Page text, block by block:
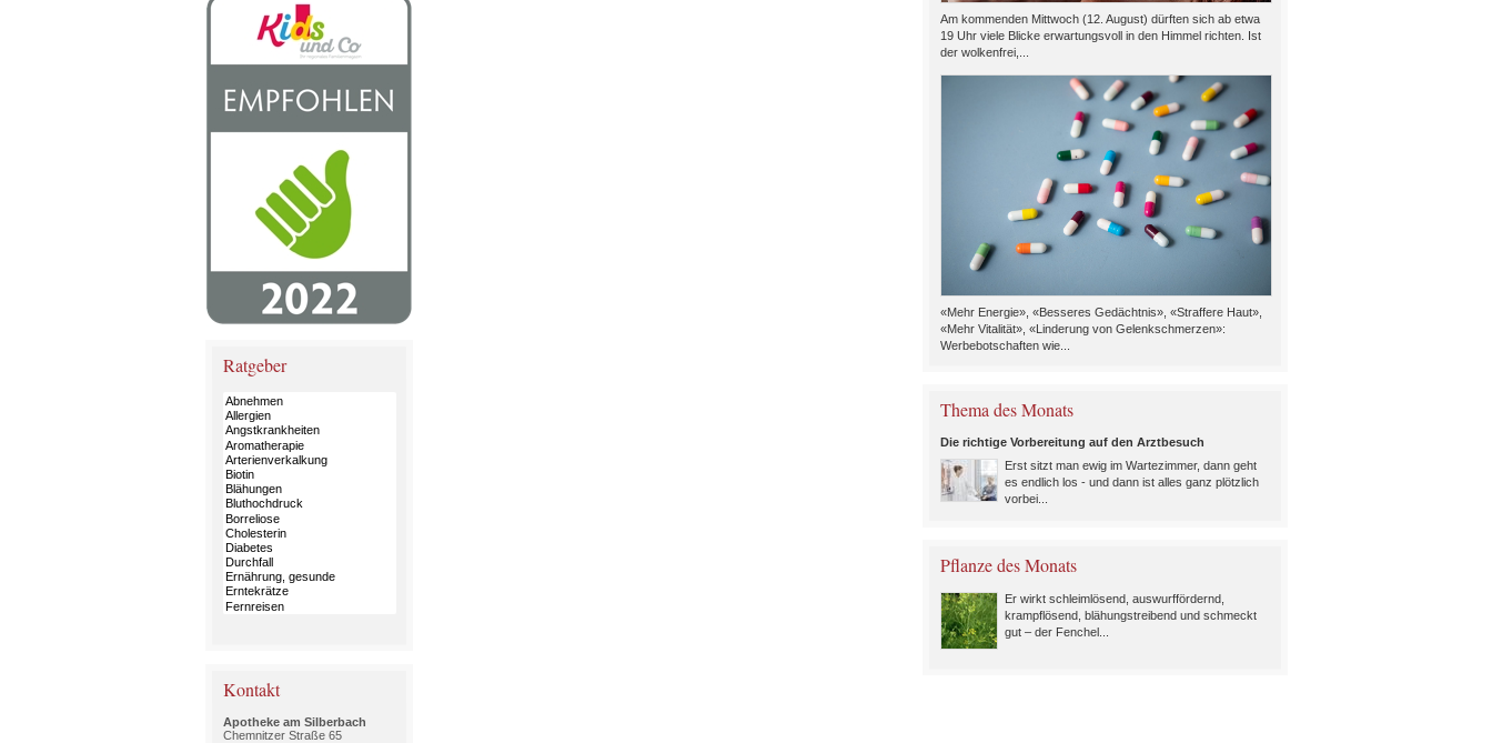
Ratgeber
Kontakt
Apotheke am Silberbach
Chemnitzer Straße 65
Am kommenden Mittwoch (12. August) dürften sich ab etwa
19 Uhr viele Blicke erwartungsvoll in den Himmel richten. Ist
der wolkenfrei,...
«Mehr Energie», «Besseres Gedächtnis», «Straffere Haut»,
«Mehr Vitalität», «Linderung von Gelenkschmerzen»:
Werbebotschaften wie...
Thema des Monats
Die richtige Vorbereitung auf den Arztbesuch
Erst sitzt man ewig im Wartezimmer, dann geht
es endlich los - und dann ist alles ganz plötzlich
vorbei...
Pflanze des Monats
Er wirkt schleimlösend, auswurffördernd,
krampflösend, blähungstreibend und schmeckt
gut – der Fenchel...